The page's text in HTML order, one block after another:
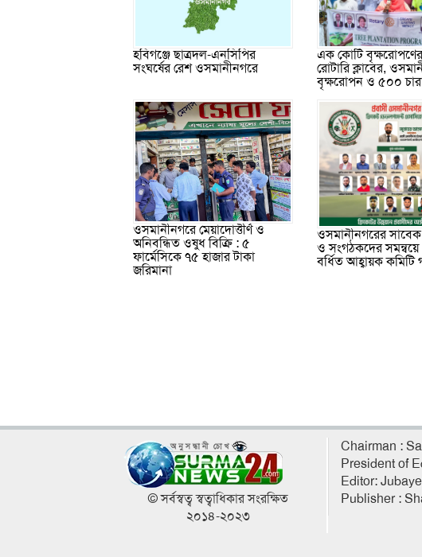
হবিগঞ্জে ছাত্রদল-এনসিপির
সংঘর্ষের রেশ ওসমানীনগরে
এক কোটি
রোটারি ক্লাবের,
বৃক্ষরোপন ও ৫০০
ওসমানীনগরে মেয়াদোত্তীর্ণ ও
অনিবন্ধিত ওষুধ বিক্রি : ৫
ফার্মেসিকে ৭৫ হাজার টাকা
জরিমানা
ওসমানীনগরের সাবেক
ও সংগঠকদের
বর্ধিত আহ্বায়ক কমিটি
© সর্বস্বত্ব স্বত্বাধিকার সংরক্ষিত
২০১৪-২০২৩
Chairman :
President of
Editor:
Publisher :